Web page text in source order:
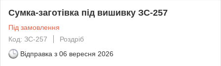
Сумка-заготівка під вишивку ЗС-257
Під замовлення
Код: ЗС-257
Роздріб
Відправка з 06 вересня 2026